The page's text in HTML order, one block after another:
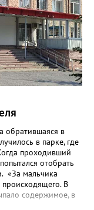
продать, а
под стражу, а
всех
владелице.
обратившаяся в
в парке, где
проходивший
отобрать
«За мальчика
В
содержимое, в